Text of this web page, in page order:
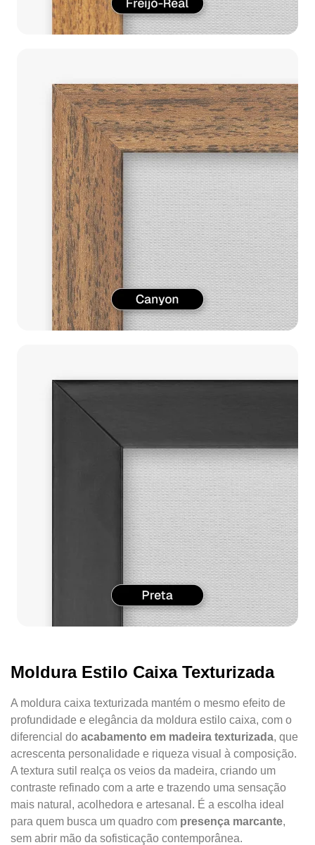
Moldura Estilo Caixa Texturizada
A moldura caixa texturizada mantém o mesmo efeito de
profundidade e elegância da moldura estilo caixa, com o
diferencial do acabamento em madeira texturizada, que
acrescenta personalidade e riqueza visual à composição.
A textura sutil realça os veios da madeira, criando um
contraste refinado com a arte e trazendo uma sensação
mais natural, acolhedora e artesanal. É a escolha ideal
para quem busca um quadro com presença marcante,
sem abrir mão da sofisticação contemporânea.